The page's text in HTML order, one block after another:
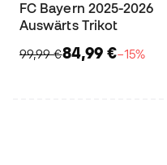
FC Bayern 2025-2026
Auswärts Trikot
99,99 €84,99 €−15%